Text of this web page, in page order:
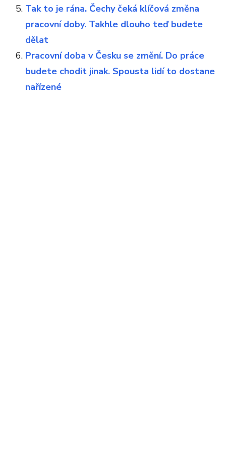
Tak to je rána. Čechy čeká klíčová změna
pracovní doby. Takhle dlouho teď budete
dělat
Pracovní doba v Česku se změní. Do práce
budete chodit jinak. Spousta lidí to dostane
nařízené